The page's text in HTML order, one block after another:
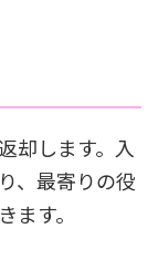
却します。入
、最寄りの役
す。